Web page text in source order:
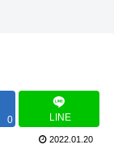
0 LINE
2022.01.20